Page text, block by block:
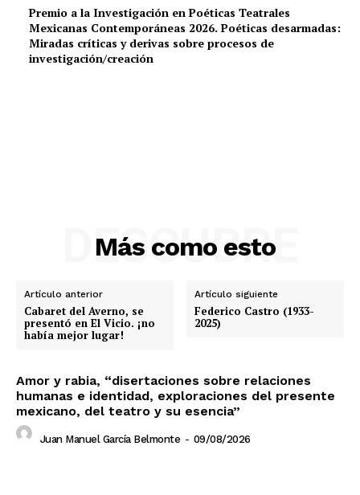
Premio a la Investigación en Poéticas Teatrales
Mexicanas Contemporáneas 2026. Poéticas desarmadas:
Miradas críticas y derivas sobre procesos de
investigación/creación
Artículo anterior
Cabaret del Averno, se
presentó en El Vicio. ¡no
había mejor lugar!
Artículo siguiente
Federico Castro (1933-
2025)
Más como esto
DESCUBRE
Amor y rabia, “disertaciones sobre relaciones
humanas e identidad, exploraciones del presente
mexicano, del teatro y su esencia”
Juan Manuel García Belmonte - 09/08/2026